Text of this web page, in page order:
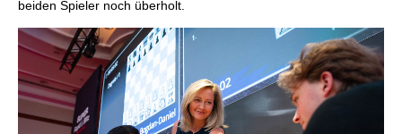
beiden Spieler noch überholt.